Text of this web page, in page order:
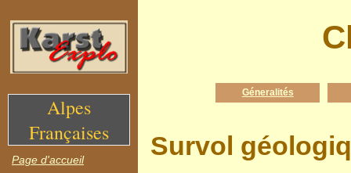
Alpes
Françaises
Page d'accueil
Géneralités
Survol